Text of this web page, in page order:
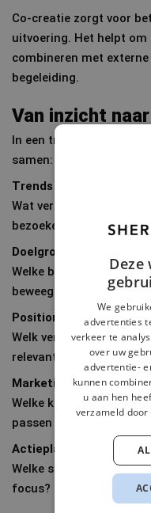
Co-creatie zorgt voor
uitvoering. Het helpt
combineren met
begeleiding.
Van inzicht
In een traject brengen
samen:
Trends &
Wat verandert er in
Doelgroepen &
Welke bezoekers
beweegt hen?
Positionering & verhaal
Welk verhaal is
relevant?
Marketing- en
Welke kanalen,
passen bij de doelen?
Actieplan & prioriteiten
Welke stappen zijn
focus?
Deze
We
advertenties
verkeer te
over uw
advertentie-
kunnen
u aan hen
verzameld